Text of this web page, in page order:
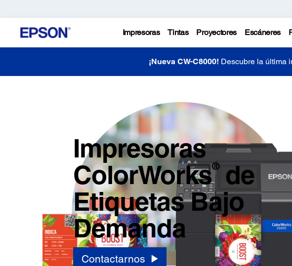
Impresoras Tintas Proyectores Escáneres
¡Nueva CW-C8000! Descubre la última
Impresoras
ColorWorks®de
Etiquetas Bajo
Demanda
Contactarnos